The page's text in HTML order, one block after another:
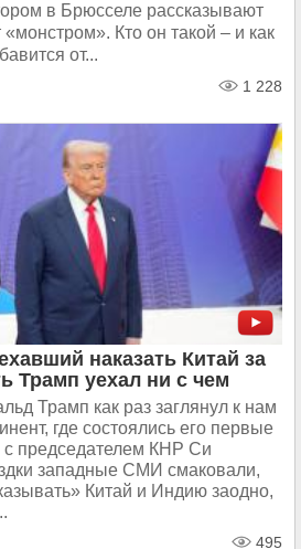
в Брюсселе рассказывают
Кто он такой – и как
от...
1 228
наказать Китай за
Трамп уехал ни с чем
Трамп как раз заглянул к нам
где состоялись его первые
председателем КНР Си
западные СМИ смаковали,
Китай и Индию заодно,
495